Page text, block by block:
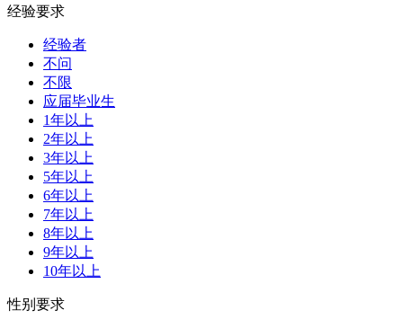
经验要求
经验者
不问
不限
应届毕业生
1年以上
2年以上
3年以上
5年以上
6年以上
7年以上
8年以上
9年以上
10年以上
性别要求